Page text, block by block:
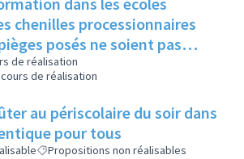
chenilles processionnaires
posés ne soient pas
de réalisation
de réalisation
au périscolaire du soir dans
pour tous
Propositions non réalisables